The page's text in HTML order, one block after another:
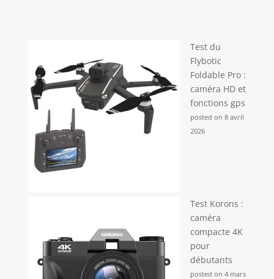
Test du
Flybotic
Foldable Pro :
caméra HD et
fonctions gps
posted on 8 avril
2026
Test Korons :
caméra
compacte 4K
pour
débutants
posted on 4 mars